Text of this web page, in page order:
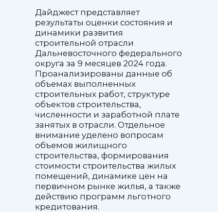
Дайджест представляет
результаты оценки состояния и
динамики развития
строительной отрасли
Дальневосточного федерального
округа за 9 месяцев 2024 года.
Проанализированы данные об
объемах выполненных
строительных работ, структуре
объектов строительства,
численности и заработной плате
занятых в отрасли. Отдельное
внимание уделено вопросам
объемов жилищного
строительства, формирования
стоимости строительства жилых
помещений, динамике цен на
первичном рынке жилья, а также
действию программ льготного
кредитования.